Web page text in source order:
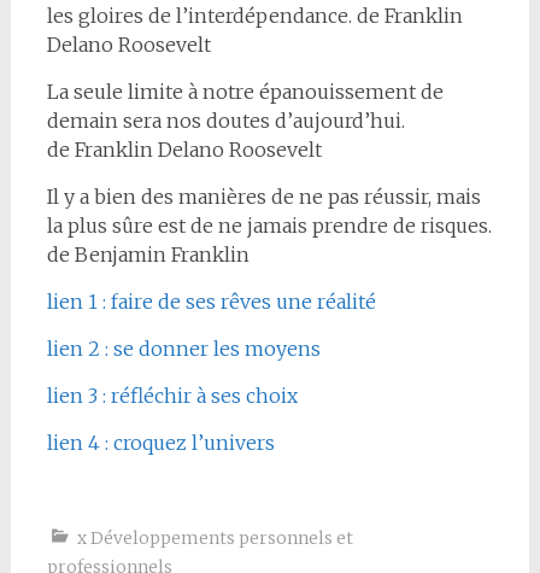
les gloires de l’interdépendance. de Franklin
Delano Roosevelt
La seule limite à notre épanouissement de
demain sera nos doutes d’aujourd’hui.
de Franklin Delano Roosevelt
Il y a bien des manières de ne pas réussir, mais
la plus sûre est de ne jamais prendre de risques.
de Benjamin Franklin
lien 1 : faire de ses rêves une réalité
lien 2 : se donner les moyens
lien 3 : réfléchir à ses choix
lien 4 : croquez l’univers
x Développements personnels et
professionnels